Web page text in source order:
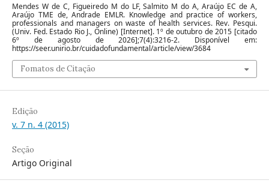
Mendes W de C, Figueiredo M do LF, Salmito M do A, Araújo EC de A,
Araújo TME de, Andrade EMLR. Knowledge and practice of workers,
professionals and managers on waste of health services. Rev. Pesqui.
(Univ. Fed. Estado Rio J., Online) [Internet]. 1º de outubro de 2015 [citado
6º de agosto de 2026];7(4):3216-2. Disponível em:
https://seer.unirio.br/cuidadofundamental/article/view/3684
Fomatos de Citação
Edição
v. 7 n. 4 (2015)
Seção
Artigo Original